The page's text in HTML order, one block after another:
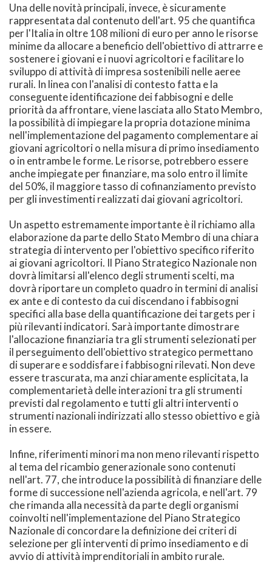
Una delle novità principali, invece, è sicuramente
rappresentata dal contenuto dell'art. 95 che quantifica
per l'Italia in oltre 108 milioni di euro per anno le risorse
minime da allocare a beneficio dell'obiettivo di attrarre e
sostenere i giovani e i nuovi agricoltori e facilitare lo
sviluppo di attività di impresa sostenibili nelle aeree
rurali. In linea con l'analisi di contesto fatta e la
conseguente identificazione dei fabbisogni e delle
priorità da affrontare, viene lasciata allo Stato Membro,
la possibilità di impiegare la propria dotazione minima
nell'implementazione del pagamento complementare ai
giovani agricoltori o nella misura di primo insediamento
o in entrambe le forme. Le risorse, potrebbero essere
anche impiegate per finanziare, ma solo entro il limite
del 50%, il maggiore tasso di cofinanziamento previsto
per gli investimenti realizzati dai giovani agricoltori.
Un aspetto estremamente importante è il richiamo alla
elaborazione da parte dello Stato Membro di una chiara
strategia di intervento per l'obiettivo specifico riferito
ai giovani agricoltori. Il Piano Strategico Nazionale non
dovrà limitarsi all'elenco degli strumenti scelti, ma
dovrà riportare un completo quadro in termini di analisi
ex ante e di contesto da cui discendano i fabbisogni
specifici alla base della quantificazione dei targets per i
più rilevanti indicatori. Sarà importante dimostrare
l'allocazione finanziaria tra gli strumenti selezionati per
il perseguimento dell'obiettivo strategico permettano
di superare e soddisfare i fabbisogni rilevati. Non deve
essere trascurata, ma anzi chiaramente esplicitata, la
complementarietà delle interazioni tra gli strumenti
previsti dal regolamento e tutti gli altri interventi o
strumenti nazionali indirizzati allo stesso obiettivo e già
in essere.
Infine, riferimenti minori ma non meno rilevanti rispetto
al tema del ricambio generazionale sono contenuti
nell'art. 77, che introduce la possibilità di finanziare delle
forme di successione nell'azienda agricola, e nell'art. 79
che rimanda alla necessità da parte degli organismi
coinvolti nell'implementazione del Piano Strategico
Nazionale di concordare la definizione dei criteri di
selezione per gli interventi di primo insediamento e di
avvio di attività imprenditoriali in ambito rurale.